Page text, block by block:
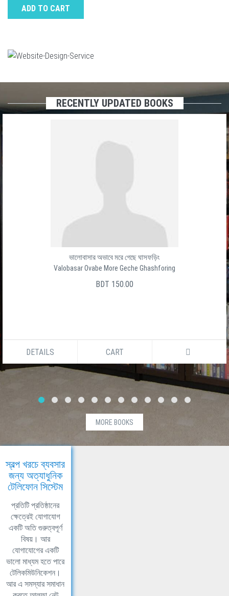
ADD TO CART
RECENTLY UPDATED BOOKS
ভালোবাসার অভাবে মরে গেছে ঘাসফড়িং
Valobasar Ovabe More Geche Ghashforing
BDT 150.00
DETAILS CART
MORE BOOKS
স্বল্প খরচে ব্যবসার
জন্য অত্যাধুনিক
টেলিফোন সিস্টেম
প্রতিটি প্রতিষ্ঠানের
ক্ষেত্রেই যোগাযোগ
একটি অতি গুরুত্বপূর্ণ
বিষয়। আর
যোগাযোগের একটি
ভালো মাধ্যম হতে পারে
টেলিকমিউনিকেশন।
আর এ সমস্যার সমাধান